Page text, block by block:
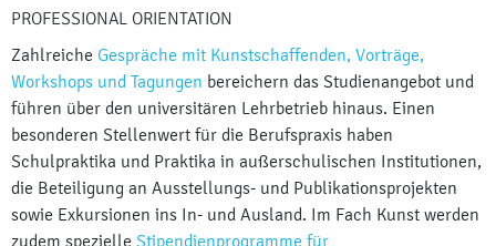
PROFESSIONAL ORIENTATION
Zahlreiche Gespräche mit Kunstschaffenden, Vorträge,
Workshops und Tagungen bereichern das Studienangebot und
führen über den universitären Lehrbetrieb hinaus. Einen
besonderen Stellenwert für die Berufspraxis haben
Schulpraktika und Praktika in außerschulischen Institutionen,
die Beteiligung an Ausstellungs- und Publikationsprojekten
sowie Exkursionen ins In- und Ausland. Im Fach Kunst werden
zudem spezielle Stipendienprogramme für